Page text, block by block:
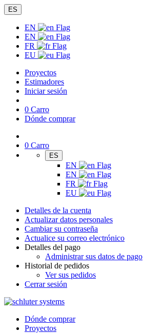
ES
EN
EN
FR
EU
Proyectos
Estimadores
Iniciar sesión
0 Carro
Dónde comprar
0 Carro
ES
EN
EN
FR
EU
Detalles de la cuenta
Actualizar datos personales
Cambiar su contraseña
Actualice su correo electrónico
Detalles del pago
Administrar sus datos de pago
Historial de pedidos
Ver sus pedidos
Cerrar sesión
Dónde comprar
Proyectos